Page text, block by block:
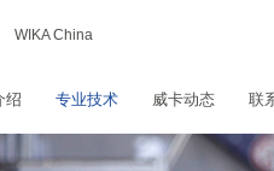
WIKA China
绍 专业技术 威卡动态 联